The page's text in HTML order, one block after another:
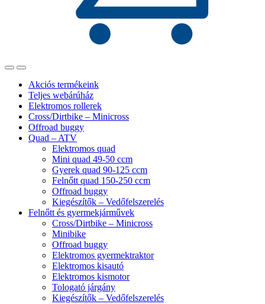
Akciós termékeink
Teljes webárúház
Elektromos rollerek
Cross/Dirtbike – Minicross
Offroad buggy
Quad – ATV
Elektromos quad
Mini quad 49-50 ccm
Gyerek quad 90-125 ccm
Felnőtt quad 150-250 ccm
Offroad buggy
Kiegészítők – Vedőfelszerelés
Felnőtt és gyermekjárművek
Cross/Dirtbike – Minicross
Minibike
Offroad buggy
Elektromos gyermektraktor
Elektromos kisautó
Elektromos kismotor
Tologató járgány
Kiegészítők – Vedőfelszerelés